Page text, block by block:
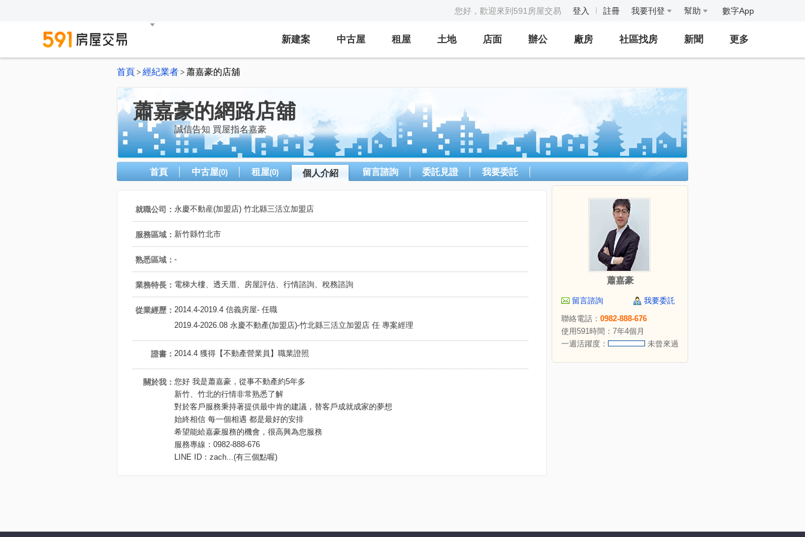
您好，歡迎來到591房屋交易 登入 註冊 我要刊登 幫助 數字App
新建案 中古屋 租屋 土地 店面 辦公 廠房 社區找房 新聞 更多
首頁 > 經紀業者 > 蕭嘉豪的店舖
蕭嘉豪的網路店舖
誠信告知 買屋指名嘉豪
首頁 中古屋(0) 租屋(0) 個人介紹 留言諮詢 委託見證 我要委託
就職公司： 永慶不動産(加盟店) 竹北縣三活立加盟店
服務區域： 新竹縣竹北市
熟悉區域： -
業務特長： 電梯大樓、透天厝、房屋評估、行情諮詢、稅務諮詢
從業經歷： 2014.4-2019.4 信義房屋- 任職
2019.4-2026.08 永慶不動產(加盟店)-竹北縣三活立加盟店 任 專案經理
證書： 2014.4 獲得【不動產營業員】職業證照
關於我： 您好 我是蕭嘉豪，從事不動產約5年多
新竹、竹北的行情非常熟悉了解
對於客戶服務秉持著提供最中肯的建議，替客戶成就成家的夢想
始終相信 每一個相遇 都是最好的安排
希望能給嘉豪服務的機會，很高興為您服務
服務專線：0982-888-676
LINE ID：zach...(有三個點喔)
蕭嘉豪
留言諮詢
我要委託
聯絡電話： 0982-888-676
使用591時間：7年4個月
一週活躍度：
未曾來過